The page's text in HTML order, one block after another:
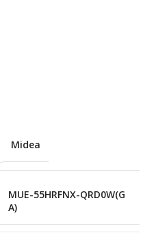
Midea
MUE-55HRFNX-QRD0W(G
A)